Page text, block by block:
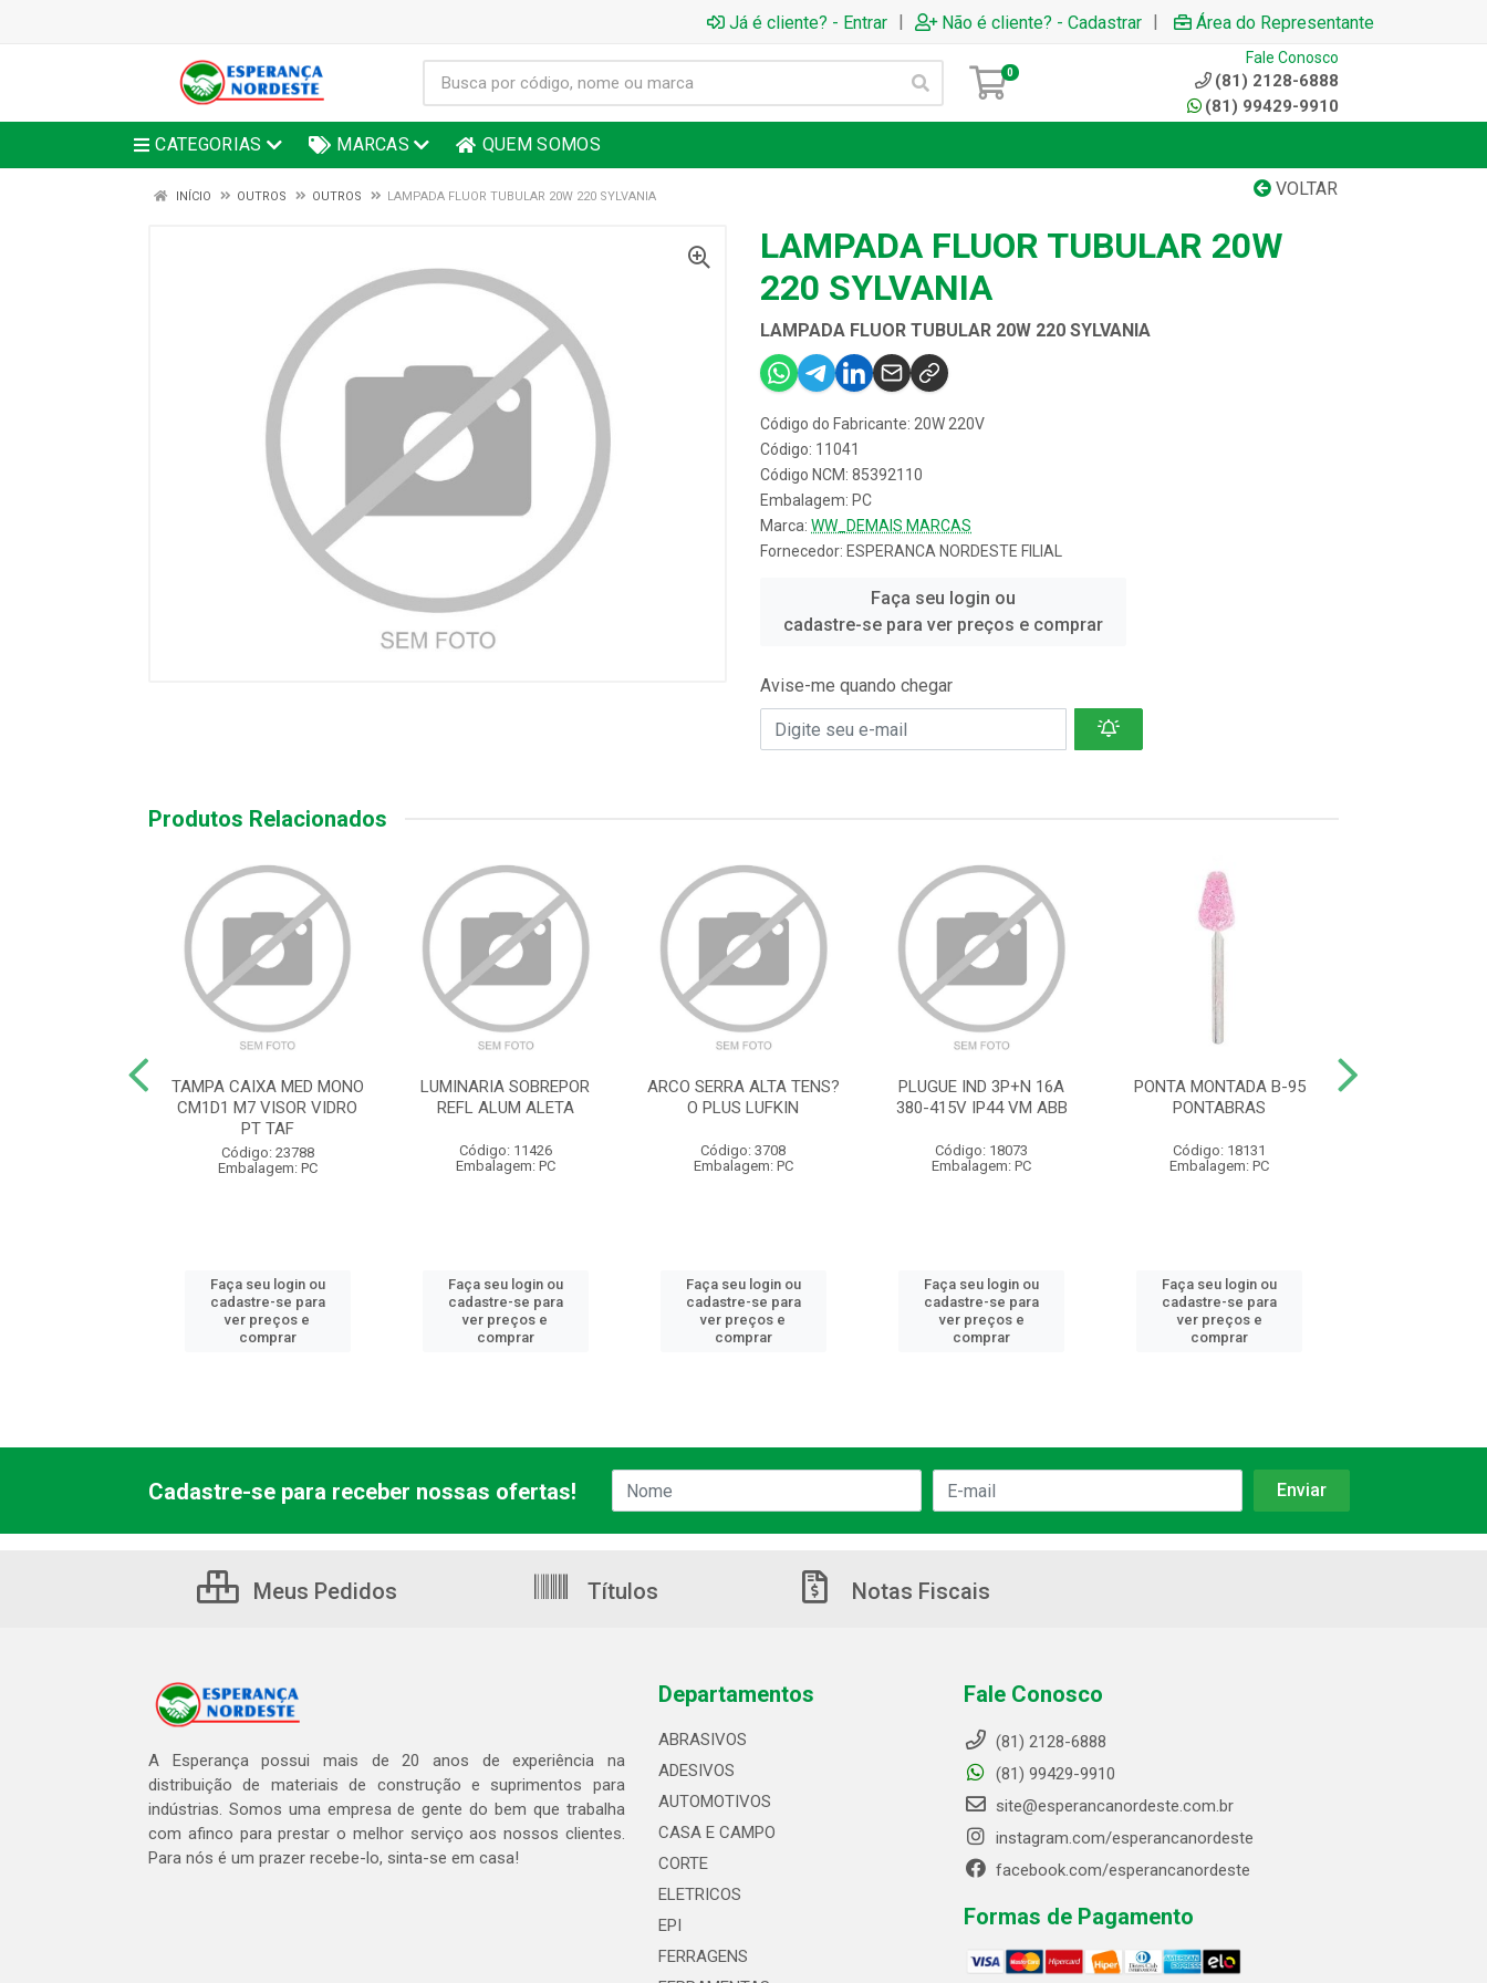
Já é cliente? - Entrar | Não é cliente? - Cadastrar | Área do Representante
0
Fale Conosco
(81) 2128-6888
(81) 99429-9910
CATEGORIAS MARCAS QUEM SOMOS
VOLTAR
INÍCIO OUTROS OUTROS LAMPADA FLUOR TUBULAR 20W 220 SYLVANIA
LAMPADA FLUOR TUBULAR 20W
220 SYLVANIA
LAMPADA FLUOR TUBULAR 20W 220 SYLVANIA
Código do Fabricante: 20W 220V
Código: 11041
Código NCM: 85392110
Embalagem: PC
Marca: WW_DEMAIS MARCAS
Fornecedor: ESPERANCA NORDESTE FILIAL
Faça seu login ou
cadastre-se para ver preços e comprar
Avise-me quando chegar
Produtos Relacionados
TAMPA CAIXA MED MONO
CM1D1 M7 VISOR VIDRO
PT TAF
Código: 23788
Embalagem: PC
Faça seu login ou
cadastre-se para
ver preços e
comprar
LUMINARIA SOBREPOR
REFL ALUM ALETA
Código: 11426
Embalagem: PC
Faça seu login ou
cadastre-se para
ver preços e
comprar
ARCO SERRA ALTA TENS?
O PLUS LUFKIN
Código: 3708
Embalagem: PC
Faça seu login ou
cadastre-se para
ver preços e
comprar
PLUGUE IND 3P+N 16A
380-415V IP44 VM ABB
Código: 18073
Embalagem: PC
Faça seu login ou
cadastre-se para
ver preços e
comprar
PONTA MONTADA B-95
PONTABRAS
Código: 18131
Embalagem: PC
Faça seu login ou
cadastre-se para
ver preços e
comprar
Cadastre-se para receber nossas ofertas!
Meus Pedidos Títulos Notas Fiscais
A Esperança possui mais de 20 anos de experiência na
distribuição de materiais de construção e suprimentos para
indústrias. Somos uma empresa de gente do bem que trabalha
com afinco para prestar o melhor serviço aos nossos clientes.
Para nós é um prazer recebe-lo, sinta-se em casa!
Departamentos
ABRASIVOS
ADESIVOS
AUTOMOTIVOS
CASA E CAMPO
CORTE
ELETRICOS
EPI
FERRAGENS
Fale Conosco
(81) 2128-6888
(81) 99429-9910
site@esperancanordeste.com.br
instagram.com/esperancanordeste
facebook.com/esperancanordeste
Formas de Pagamento